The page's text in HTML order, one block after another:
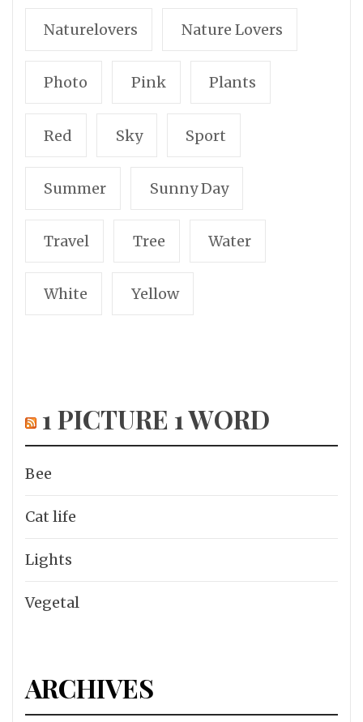
Naturelovers Nature Lovers
Photo Pink Plants
Red Sky Sport
Summer Sunny Day
Travel Tree Water
White Yellow
1 PICTURE 1 WORD
Bee
Cat life
Lights
Vegetal
ARCHIVES